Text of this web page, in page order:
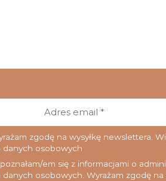
zgodę na wysyłkę newslettera.
danych osobowych
em się z informacjami o
danych osobowych. Wyrażam zgodę